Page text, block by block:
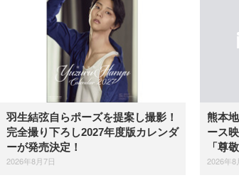
羽生結弦自らポーズを提案し撮影！
完全撮り下ろし2027年度版カレンダ
ーが発売決定！
2026年8月7日
熊本
ース
「尊
2026年8